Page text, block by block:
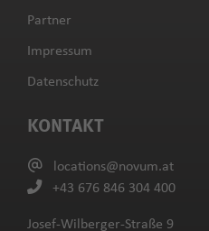
KONTAKT
locations@novum.at
+43 676 846 304 400
Josef-Wilberger-Straße 9
Partner
Impressum
Datenschutz